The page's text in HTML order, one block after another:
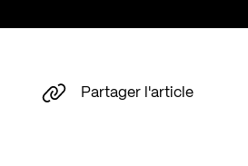
Partager l'article